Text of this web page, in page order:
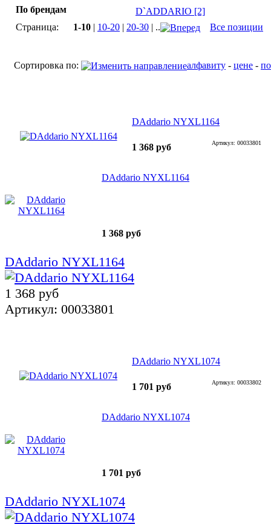
По брендам
D`ADDARIO [2]
Страница:
1-10 | 10-20 | 20-30 | .. Все позиции
Сортировка по: алфавиту - цене -
DAddario NYXL1164
1 368 руб Артикул: 00033801
DAddario NYXL1164
1 368 руб
DAddario NYXL1164
1 368 руб
Артикул: 00033801
DAddario NYXL1074
1 701 руб Артикул: 00033802
DAddario NYXL1074
1 701 руб
DAddario NYXL1074